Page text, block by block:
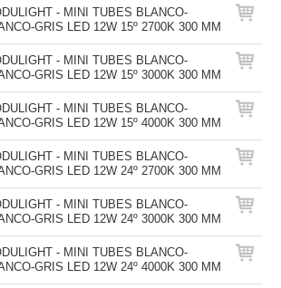
- MINI TUBES BLANCO-
GRIS LED 12W 15º 2700K 300 MM
- MINI TUBES BLANCO-
GRIS LED 12W 15º 3000K 300 MM
- MINI TUBES BLANCO-
GRIS LED 12W 15º 4000K 300 MM
- MINI TUBES BLANCO-
GRIS LED 12W 24º 2700K 300 MM
- MINI TUBES BLANCO-
GRIS LED 12W 24º 3000K 300 MM
- MINI TUBES BLANCO-
GRIS LED 12W 24º 4000K 300 MM